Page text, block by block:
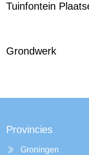
Tuinfontein
Grondwerk
Provincies
Groningen